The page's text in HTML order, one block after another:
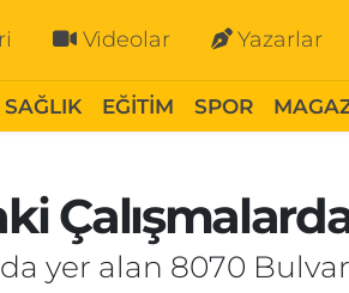
Videolar Yazarlar
SAĞLIK EĞİTİM SPOR
yer alan 8070